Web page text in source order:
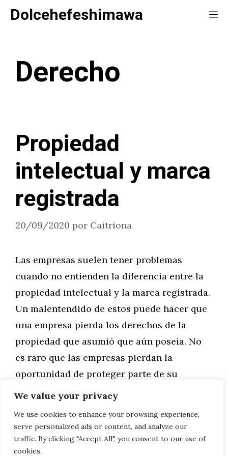
We value your privacy
We use cookies to enhance your browsing experience,
serve personalized ads or content, and analyze our
traffic. By clicking "Accept All", you consent to our use of
cookies.
SaltarDolcehefeshimawa
Derecho
Propiedad
intelectual y marca
registrada
20/09/2020 por Caitriona
Las empresas suelen tener problemas
cuando no entienden la diferencia entre la
propiedad intelectual y la marca registrada.
Un malentendido de estos puede hacer que
una empresa pierda los derechos de la
propiedad que asumió que aún poseía. No
es raro que las empresas pierdan la
oportunidad de proteger parte de su
propiedad intelectual. En …
Leer más